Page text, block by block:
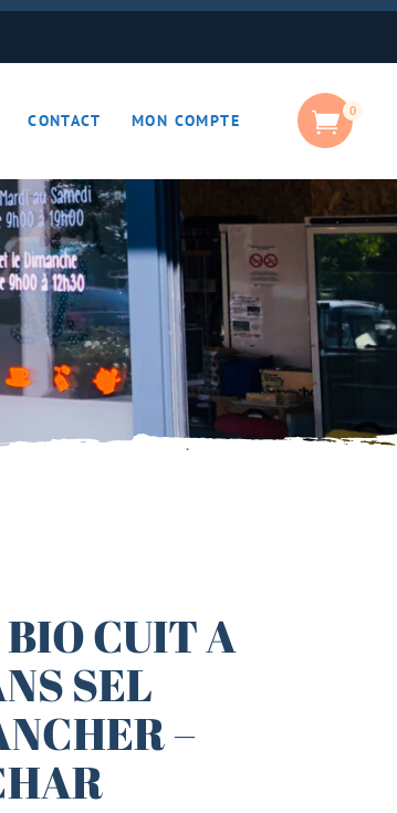
CONTACT MON COMPTE 0
CUIT A
SEL
–